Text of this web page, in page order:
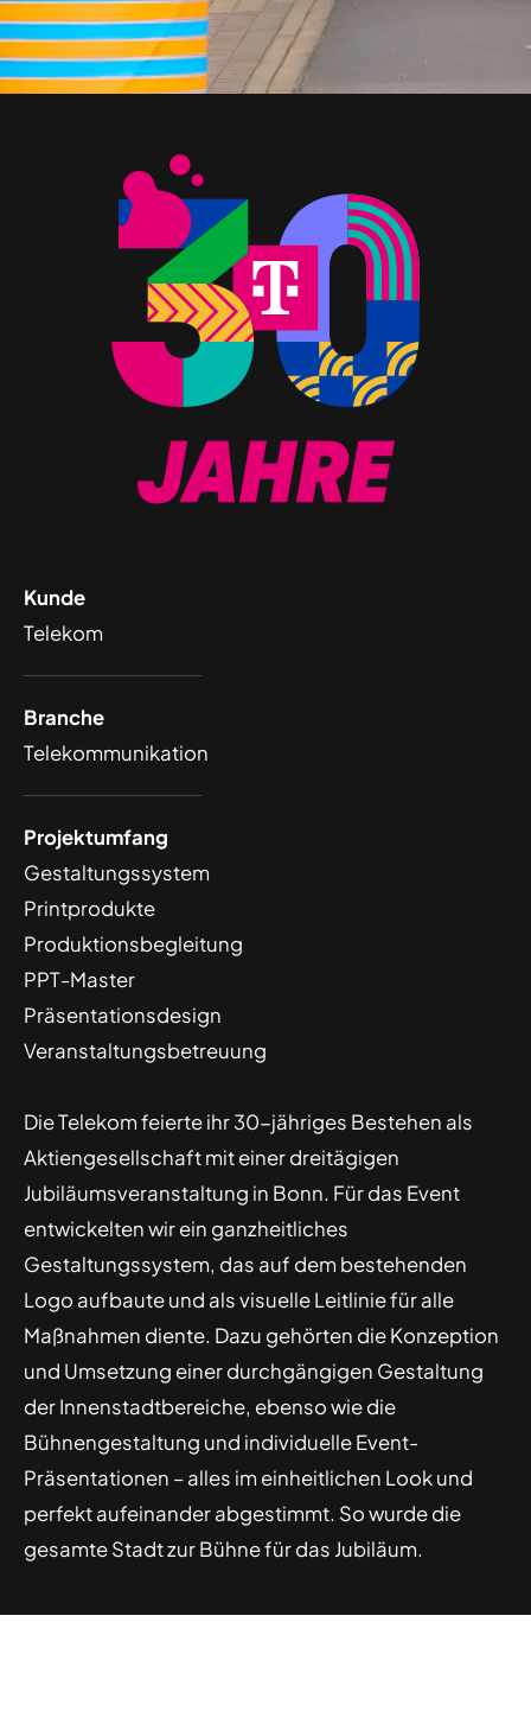
Kunde
Telekom
Branche
Telekommunikation
Projektumfang
Gestaltungssystem
Printprodukte
Produktionsbegleitung
PPT-Master
Präsentationsdesign
Veranstaltungsbetreuung
Die Telekom feierte ihr 30-jähriges Bestehen als
Aktiengesellschaft mit einer dreitägigen
Jubiläumsveranstaltung in Bonn. Für das Event
entwickelten wir ein ganzheitliches
Gestaltungssystem, das auf dem bestehenden
Logo aufbaute und als visuelle Leitlinie für alle
Maßnahmen diente. Dazu gehörten die Konzeption
und Umsetzung einer durchgängigen Gestaltung
der Innenstadtbereiche, ebenso wie die
Bühnengestaltung und individuelle Event-
Präsentationen – alles im einheitlichen Look und
perfekt aufeinander abgestimmt. So wurde die
gesamte Stadt zur Bühne für das Jubiläum.